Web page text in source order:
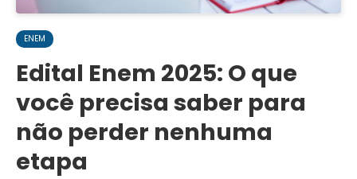
ENEM
Edital Enem 2025: O que
você precisa saber para
não perder nenhuma
etapa